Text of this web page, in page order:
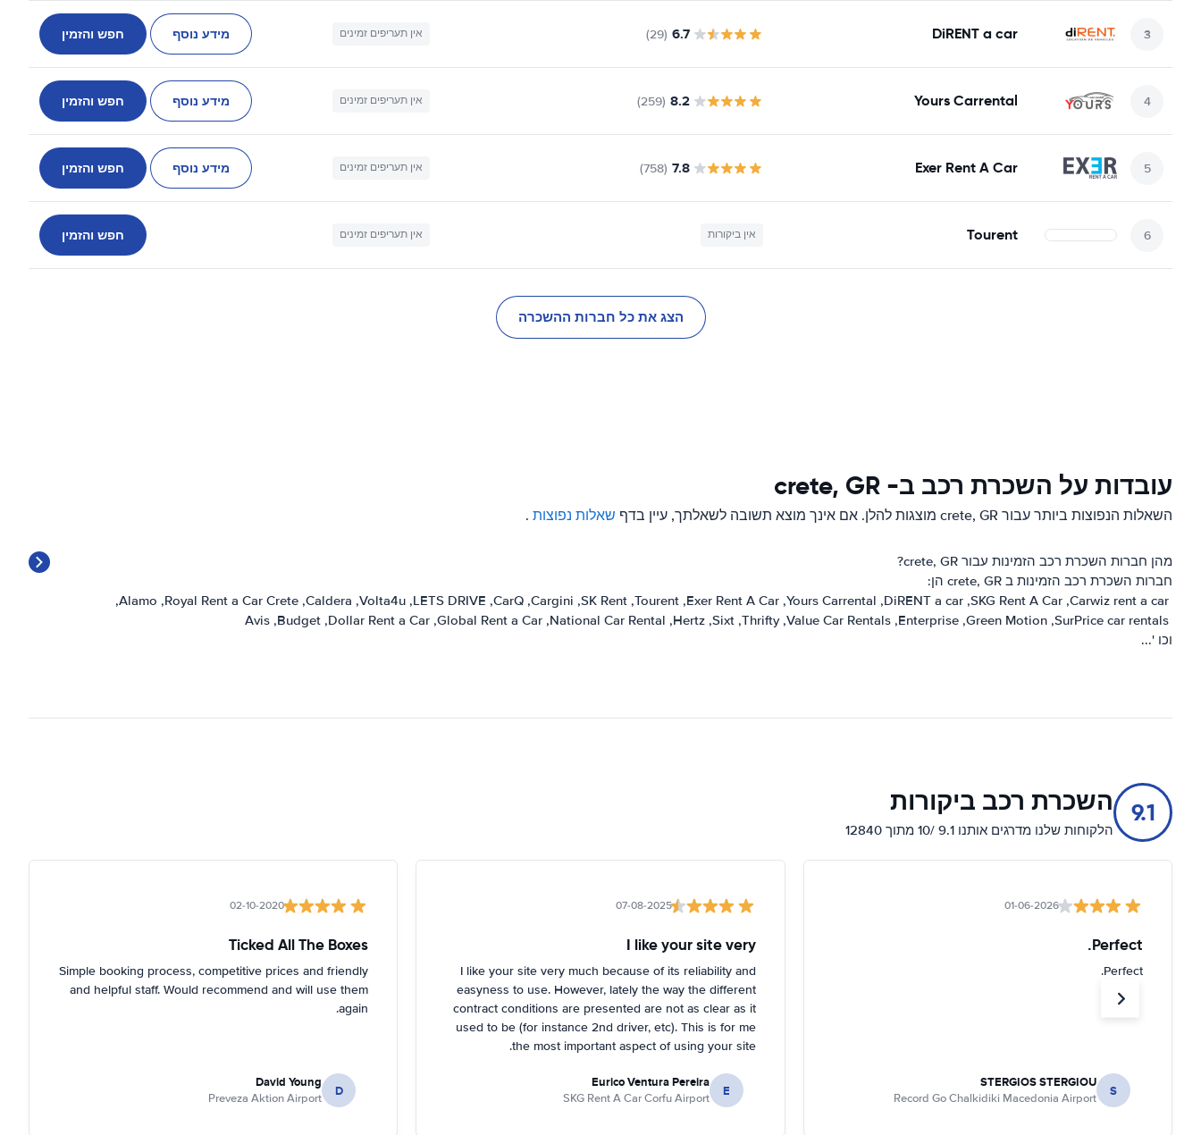
DiRENT a car
6.7
(29) אין תעריפים זמינים מידע נוסף חפש והזמין
Yours Carrental
8.2
(259) אין תעריפים זמינים מידע נוסף חפש והזמין
Exer Rent A Car
7.8
(758) אין תעריפים זמינים מידע נוסף חפש והזמין
Tourent אין ביקורות אין תעריפים זמינים חפש והזמין
הצג את כל חברות ההשכרה
עובדות על השכרת רכב ב- crete, GR
השאלות הנפוצות ביותר עבור crete, GR מוצגות להלן. אם אינך מוצא תשובה לשאלתך, עיין בדף שאלות נפוצות .
מהן חברות השכרת רכב הזמינות עבור crete, GR?
חברות השכרת רכב הזמינות ב crete, GR הן:
Carwiz rent a car
SKG Rent A Car
DiRENT a car
Yours Carrental
Exer Rent A Car
Tourent
SK Rent
Cargini
CarQ
LETS DRIVE
Volta4u
Caldera
Royal Rent a Car Crete
Alamo
SurPrice car rentals
Green Motion
Enterprise
Value Car Rentals
Thrifty
Sixt
Hertz
National Car Rental
Global Rent a Car
Dollar Rent a Car
Budget
Avis
וכו '...
9.1 השכרת רכב ביקורות
הלקוחות שלנו מדרגים אותנו 9.1 /10 מתוך 12840
01-06-2026
Perfect.
Perfect.
S
STERGIOS STERGIOU
Record Go Chalkidiki Macedonia Airport
07-08-2025
I like your site very
I like your site very much because of its reliability and
easyness to use. However, lately the way the different
contract conditions are presented are not as clear as it
used to be (for instance 2nd driver, etc). This is for me
the most important aspect of using your site.
E
Eurico Ventura Pereira
SKG Rent A Car Corfu Airport
02-10-2020
Ticked All The Boxes
Simple booking process, competitive prices and friendly
and helpful staff. Would recommend and will use them
again.
D
David Young
Preveza Aktion Airport